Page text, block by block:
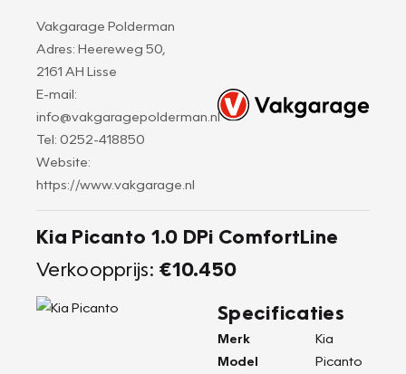
Vakgarage Polderman
Adres: Heereweg 50,
2161 AH Lisse
E-mail:
info@vakgaragepolderman.nl
Tel: 0252-418850
Website:
https://www.vakgarage.nl
Kia Picanto 1.0 DPi ComfortLine
Verkoopprijs: €10.450
Specificaties
Merk
Kia
Model
Picanto